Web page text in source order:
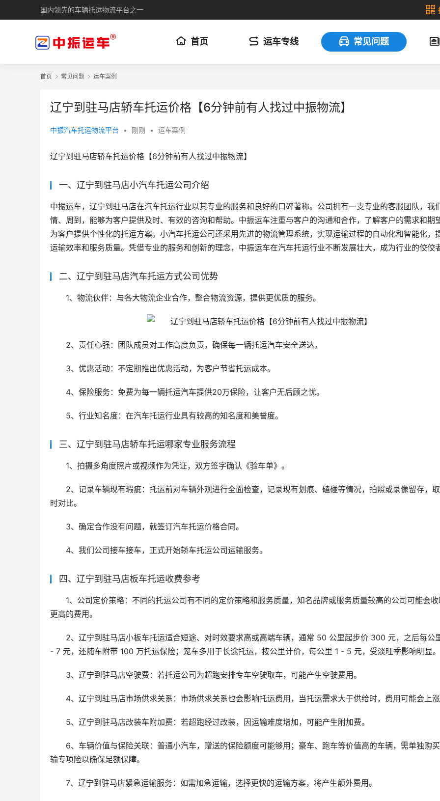
国内领先的车辆托运物流平台之一
首页 运车专线 常见问题
首页 常见问题 运车案例
辽宁到驻马店轿车托运价格【6分钟前有人找过中振物流】
中振汽车托运物流平台 • 刚刚 • 运车案例
辽宁到驻马店轿车托运价格【6分钟前有人找过中振物流】
一、辽宁到驻马店小汽车托运公司介绍
中振运车，辽宁到驻马店在汽车托运行业以其专业的服务和良好的口碑著称。公司拥有一支专业的客服团队，我
情、周到，能够为客户提供及时、有效的咨询和帮助。中振运车注重与客户的沟通和合作，了解客户的需求和期望
为客户提供个性化的托运方案。小汽车托运公司还采用先进的物流管理系统，实现运输过程的自动化和智能化，
运输效率和服务质量。凭借专业的服务和创新的理念，中振运车在汽车托运行业不断发展壮大，成为行业的佼佼者
二、辽宁到驻马店汽车托运方式公司优势
1、物流伙伴：与各大物流企业合作，整合物流资源，提供更优质的服务。
2、责任心强：团队成员对工作高度负责，确保每一辆托运汽车安全送达。
3、优惠活动：不定期推出优惠活动，为客户节省托运成本。
4、保险服务：免费为每一辆托运汽车提供20万保险，让客户无后顾之忧。
5、行业知名度：在汽车托运行业具有较高的知名度和美誉度。
三、辽宁到驻马店轿车托运哪家专业服务流程
1、拍摄多角度照片或视频作为凭证，双方签字确认《验车单》。
2、记录车辆现有瑕疵：托运前对车辆外观进行全面检查，记录现有划痕、磕碰等情况，拍照或录像留存，
时对比。
3、确定合作没有问题，就签订汽车托运价格合同。
4、我们公司接车接车，正式开始轿车托运公司运输服务。
四、辽宁到驻马店板车托运收费参考
1、公司定价策略：不同的托运公司有不同的定价策略和服务质量，知名品牌或服务质量较高的公司可能会收
更高的费用。
2、辽宁到驻马店小板车托运适合短途、对时效要求高或高端车辆，通常 50 公里起步价 300 元，之后每公
- 7 元，还随车附带 100 万托运保险；笼车多用于长途托运，按公里计价，每公里 1 - 5 元，受淡旺季影响明显。
3、辽宁到驻马店空驶费：若托运公司为超跑安排专车空驶取车，可能产生空驶费用。
4、辽宁到驻马店市场供求关系：市场供求关系也会影响托运费用，当托运需求大于供给时，费用可能会上涨
5、辽宁到驻马店改装车附加费：若超跑经过改装，因运输难度增加，可能产生附加费。
6、车辆价值与保险关联：普通小汽车，赠送的保险额度可能够用；豪车、跑车等价值高的车辆，需单独购
输专项险以确保足额保障。
7、辽宁到驻马店紧急运输服务：如需加急运输，选择更快的运输方案，将产生额外费用。